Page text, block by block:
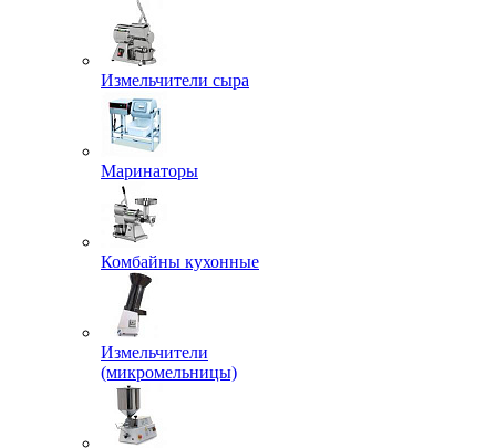
Измельчители сыра
Маринаторы
Комбайны кухонные
Измельчители
(микромельницы)